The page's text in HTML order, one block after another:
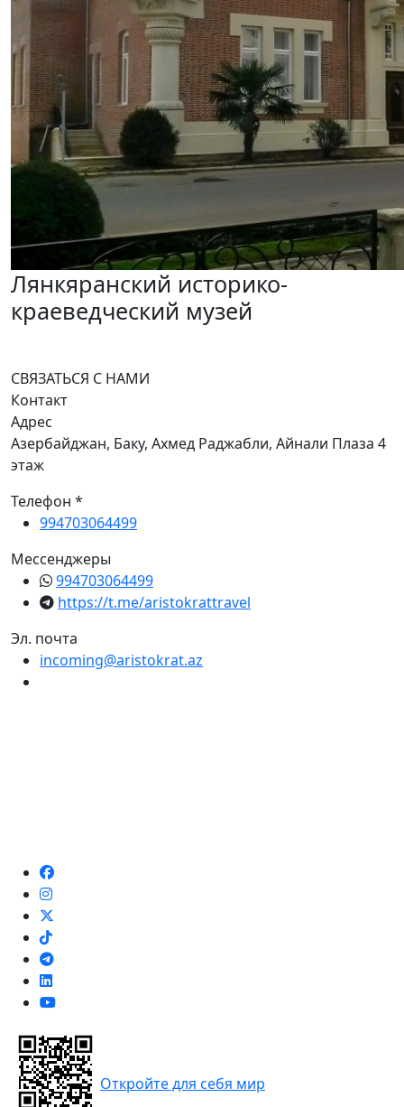
Лянкяранский историко-
краеведческий музей
СВЯЗАТЬСЯ С НАМИ
Контакт
Адрес
Азербайджан, Баку, Ахмед Раджабли, Айнали Плаза 4
этаж
Телефон *
994703064499
Мессенджеры
994703064499
https://t.me/aristokrattravel
Эл. почта
incoming@aristokrat.az
Откройте для себя мир